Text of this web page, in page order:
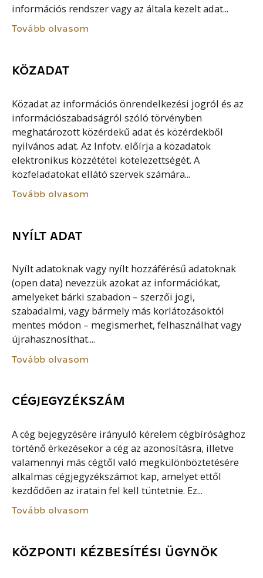
információs rendszer vagy az általa kezelt adat...
Tovább olvasom
KÖZADAT
Közadat az információs önrendelkezési jogról és az
információszabadságról szóló törvényben
meghatározott közérdekű adat és közérdekből
nyilvános adat. Az Infotv. előírja a közadatok
elektronikus közzététel kötelezettségét. A
közfeladatokat ellátó szervek számára...
Tovább olvasom
NYÍLT ADAT
Nyílt adatoknak vagy nyílt hozzáférésű adatoknak
(open data) nevezzük azokat az információkat,
amelyeket bárki szabadon – szerzői jogi,
szabadalmi, vagy bármely más korlátozásoktól
mentes módon – megismerhet, felhasználhat vagy
újrahasznosíthat....
Tovább olvasom
CÉGJEGYZÉKSZÁM
A cég bejegyzésére irányuló kérelem cégbírósághoz
történő érkezésekor a cég az azonosításra, illetve
valamennyi más cégtől való megkülönböztetésére
alkalmas cégjegyzékszámot kap, amelyet ettől
kezdődően az iratain fel kell tüntetnie. Ez...
Tovább olvasom
KÖZPONTI KÉZBESÍTÉSI ÜGYNÖK